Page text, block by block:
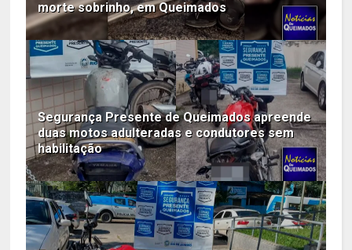
morte sobrinho, em Queimados
Segurança Presente de Queimados apreende
duas motos adulteradas e condutores sem
habilitação